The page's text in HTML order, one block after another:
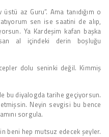
az Guru”. Ama tanıdığım o
sen ise saatini de alıp,
Ya Kardeşim kafan başka
al içindeki derin boşluğu
dolu seninki değil. Kimmiş
bu diyalogda tarihe geçiyorsun.
Neyin sevgisi bu bence
sorgula.
beni hep mutsuz edecek şeyler.